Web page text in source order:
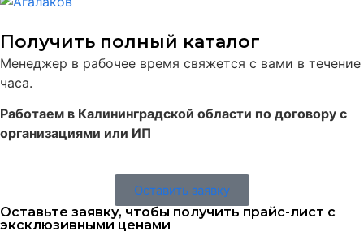
Получить полный каталог
Менеджер в рабочее время свяжется с вами в течение
часа.
Работаем в Калининградской области по договору с
организациями или ИП
Оставить заявку
Оставьте заявку, чтобы получить прайс-лист с
эксклюзивными ценами